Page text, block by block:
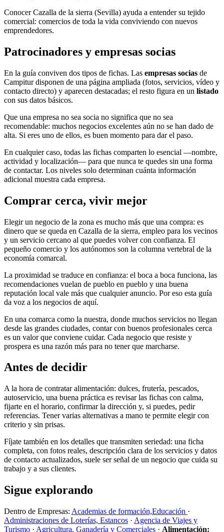
Conocer Cazalla de la sierra (Sevilla) ayuda a entender su tejido
comercial: comercios de toda la vida conviviendo con nuevos
emprendedores.
Patrocinadores y empresas socias
En la guía conviven dos tipos de fichas. Las empresas socias de
Campitur disponen de una página ampliada (fotos, servicios, vídeo y
contacto directo) y aparecen destacadas; el resto figura en un listado
con sus datos básicos.
Que una empresa no sea socia no significa que no sea
recomendable: muchos negocios excelentes aún no se han dado de
alta. Si eres uno de ellos, es buen momento para dar el paso.
En cualquier caso, todas las fichas comparten lo esencial —nombre,
actividad y localización— para que nunca te quedes sin una forma
de contactar. Los niveles solo determinan cuánta información
adicional muestra cada empresa.
Comprar cerca, vivir mejor
Elegir un negocio de la zona es mucho más que una compra: es
dinero que se queda en Cazalla de la sierra, empleo para los vecinos
y un servicio cercano al que puedes volver con confianza. El
pequeño comercio y los autónomos son la columna vertebral de la
economía comarcal.
La proximidad se traduce en confianza: el boca a boca funciona, las
recomendaciones vuelan de pueblo en pueblo y una buena
reputación local vale más que cualquier anuncio. Por eso esta guía
da voz a los negocios de aquí.
En una comarca como la nuestra, donde muchos servicios no llegan
desde las grandes ciudades, contar con buenos profesionales cerca
es un valor que conviene cuidar. Cada negocio que resiste y
prospera es una razón más para no tener que marcharse.
Antes de decidir
A la hora de contratar alimentación: dulces, frutería, pescados,
autoservicio, una buena práctica es revisar las fichas con calma,
fijarte en el horario, confirmar la dirección y, si puedes, pedir
referencias. Tener varias alternativas a mano te permite elegir con
criterio y sin prisas.
Fíjate también en los detalles que transmiten seriedad: una ficha
completa, con fotos reales, descripción clara de los servicios y datos
de contacto actualizados, suele ser señal de un negocio que cuida su
trabajo y a sus clientes.
Sigue explorando
Dentro de Empresas: Academias de formación,Educación ·
Administraciones de Loterías, Estancos · Agencia de Viajes y
Turismo · Agricultura, Ganadería y Comerciales · Alimentación: